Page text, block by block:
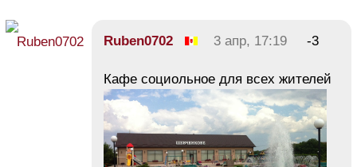
Ruben0702 3 апр, 17:19 -3
Кафе социольное для всех жителей